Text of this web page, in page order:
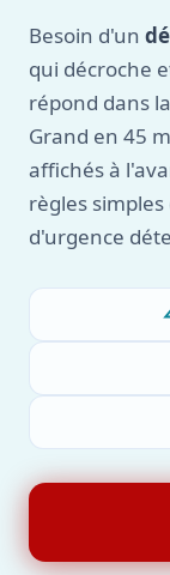
Besoin d'un
qui décroche
répond dans
Grand en 45
affichés à
règles
d'urgence